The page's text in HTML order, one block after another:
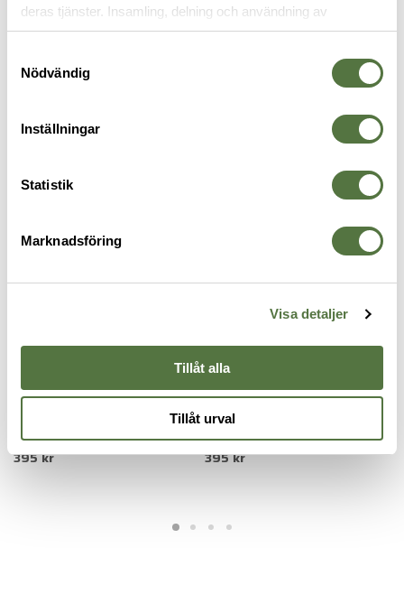
deras tjänster. Insamling, delning och användning av
personuppgifter kan användas för personalisering av
Nödvändig
Inställningar
Statistik
Marknadsföring
Visa detaljer
Tillåt alla
Tillåt urval
MAGASINTILLBEHÖR
UpLula Universal Purple
395 kr
MAGLULA
UpLula Universal Pink
395 kr